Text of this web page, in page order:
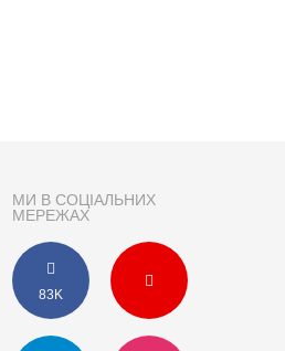
МИ В СОЦІАЛЬНИХ
МЕРЕЖАХ
83K